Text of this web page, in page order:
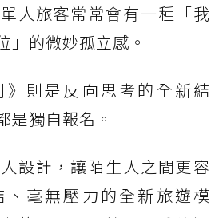
人旅客常常會有一種「我
」的微妙孤立感。
》則是反向思考的全新結
是獨自報名。
設計，讓陌生人之間更容
毫無壓力的全新旅遊模